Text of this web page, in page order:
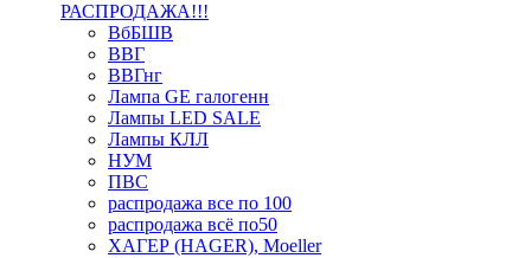
РАСПРОДАЖА!!!
ВбБШВ
ВВГ
ВВГнг
Лампа GE галогенн
Лампы LED SALE
Лампы КЛЛ
НУМ
ПВС
распродажа все по 100
распродажа всё по50
ХАГЕР (HAGER), Moeller